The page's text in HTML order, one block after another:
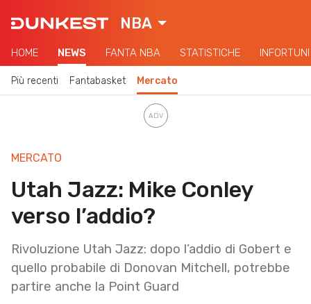
NBA
HOME NEWS FANTA NBA STATISTICHE INFORTUNI
Più recenti Fantabasket Mercato
MERCATO
Utah Jazz: Mike Conley
verso l’addio?
Rivoluzione Utah Jazz: dopo l’addio di Gobert e
quello probabile di Donovan Mitchell, potrebbe
partire anche la Point Guard